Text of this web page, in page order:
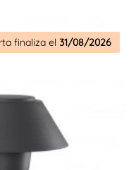
finaliza el 31/08/2026